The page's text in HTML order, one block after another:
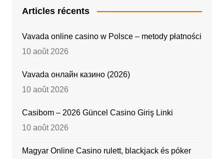
Articles récents
Vavada online casino w Polsce – metody płatności
10 août 2026
Vavada онлайн казино (2026)
10 août 2026
Casibom – 2026 Güncel Casino Giriş Linki
10 août 2026
Magyar Online Casino rulett, blackjack és póker